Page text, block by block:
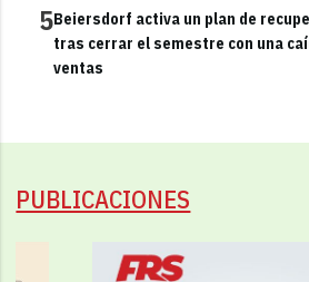
5Beiersdorf activa un plan de
tras cerrar el semestre con una
ventas
PUBLICACIONES